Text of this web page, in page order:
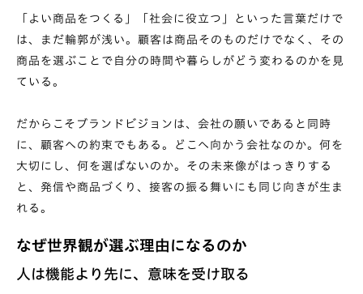
「よい商品をつくる」「社会に役立つ」といった言葉だけで
は、まだ輪郭が浅い。顧客は商品そのものだけでなく、その
商品を選ぶことで自分の時間や暮らしがどう変わるのかを見
ている。
だからこそブランドビジョンは、会社の願いであると同時
に、顧客への約束でもある。どこへ向かう会社なのか。何を
大切にし、何を選ばないのか。その未来像がはっきりする
と、発信や商品づくり、接客の振る舞いにも同じ向きが生ま
れる。
なぜ世界観が選ぶ理由になるのか
人は機能より先に、意味を受け取る